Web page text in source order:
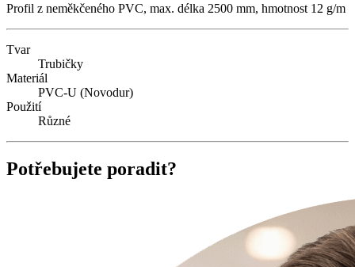
Profil z neměkčeného PVC, max. délka 2500 mm, hmotnost 12 g/m
Tvar
Trubičky
Materiál
PVC-U (Novodur)
Použití
Různé
Potřebujete poradit?